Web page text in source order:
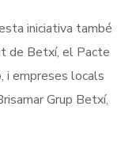
iniciativa també
de Betxí, el Pacte
i empreses locals
Grup Betxí,